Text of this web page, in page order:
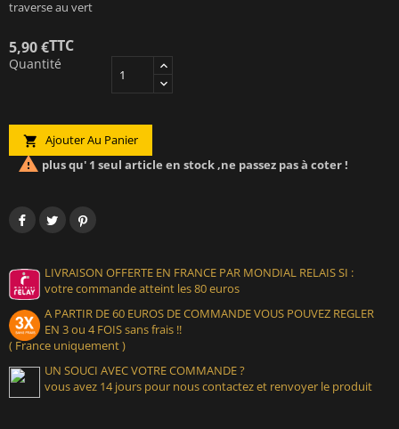
traverse au vert
5,90 €TTC
Quantité
 Ajouter Au Panier
 plus qu' 1 seul article en stock ,ne passez pas à coter !
LIVRAISON OFFERTE EN FRANCE PAR MONDIAL RELAIS SI :
votre commande atteint les 80 euros
A PARTIR DE 60 EUROS DE COMMANDE VOUS POUVEZ REGLER
EN 3 ou 4 FOIS sans frais !!
( France uniquement )
UN SOUCI AVEC VOTRE COMMANDE ?
vous avez 14 jours pour nous contactez et renvoyer le produit